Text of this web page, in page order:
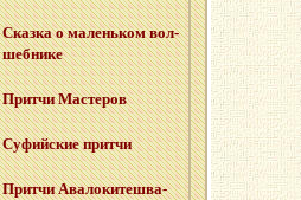
Сказ­ка о ма­лень­ком вол­
шеб­ни­ке
Прит­чи Ма­сте­ров
Су­фий­ские прит­чи
Прит­чи Ава­ло­ки­те­шва­